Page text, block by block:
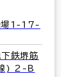
場2-5-
鉄堺筋
線) 2-B